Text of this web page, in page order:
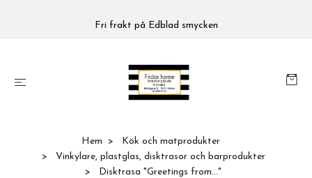
Fri frakt på Edblad smycken
Hem
Kök och matprodukter
Vinkylare, plastglas, disktrasor och barprodukter
Disktrasa "Greetings from..."